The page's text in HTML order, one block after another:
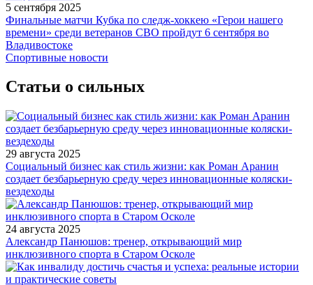
5 сентября 2025
Финальные матчи Кубка по следж-хоккею «Герои нашего
времени» среди ветеранов СВО пройдут 6 сентября во
Владивостоке
Спортивные новости
Статьи о сильных
29 августа 2025
Социальный бизнес как стиль жизни: как Роман Аранин
создает безбарьерную среду через инновационные коляски-
вездеходы
24 августа 2025
Александр Панюшов: тренер, открывающий мир
инклюзивного спорта в Старом Осколе